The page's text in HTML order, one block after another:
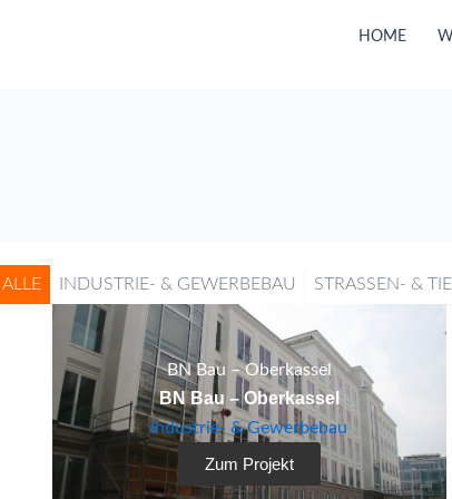
HOME
INDUSTRIE- & GEWERBEBAU STRASSEN- &
ALLE
BN Bau – Oberkassel
BN Bau – Oberkassel
Industrie- & Gewerbebau
Zum Projekt